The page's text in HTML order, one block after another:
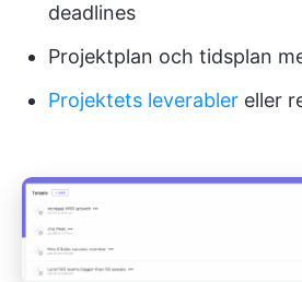
deadlines
Projektplan och tidsplan
Projektets leverabler eller